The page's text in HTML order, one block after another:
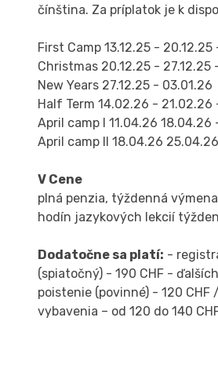
čínština. Za príplatok je k
First Camp 13.12.25 - 20.12.25
Christmas 20.12.25 - 27.12.25
New Years 27.12.25 -
Half Term 14.02.26 -
April camp I 11.04.26
April camp II 18.04.26
V Cene
plná penzia, týždenná
hodín jazykových lekcií
Dodatočne sa platí: -
(spiatočný) - 190 CHF -
poistenie (povinné) - 120
vybavenia – od 120 do 140